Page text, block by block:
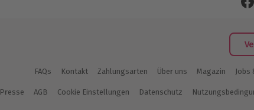
FAQs Kontakt Zahlungsarten Über uns Magazin Jobs
Presse AGB Cookie Einstellungen Datenschutz